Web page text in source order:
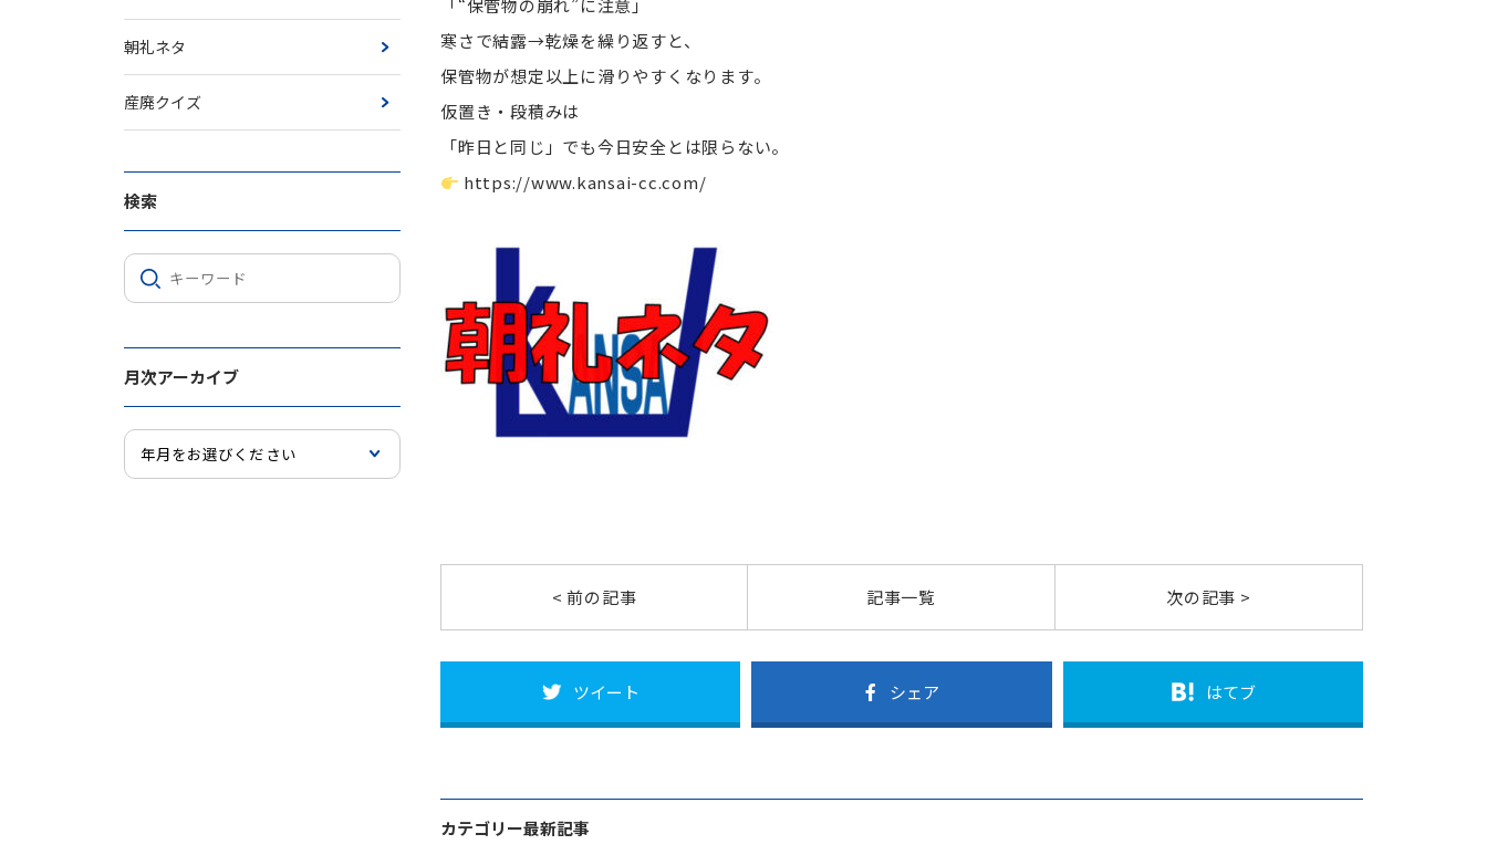
朝礼ネタ
産廃クイズ
検索
月次アーカイブ
「“保管物の崩れ”に注意」
寒さで結露→乾燥を繰り返すと、
保管物が想定以上に滑りやすくなります。
仮置き・段積みは
「昨日と同じ」でも今日安全とは限らない。
https://www.kansai-cc.com/
< 前の記事 記事一覧 次の記事 >
ツイート シェア はてブ
カテゴリー最新記事